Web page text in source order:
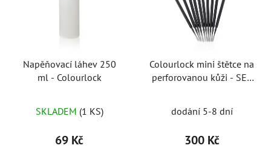
Napěňovací láhev 250
ml - Colourlock
SKLADEM (1 KS)
69 Kč
Colourlock mini štětce na
perforovanou kůži - SET
dodání 5-8 dní
300 Kč